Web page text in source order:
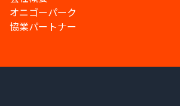
オニゴーパーク
協業パートナー